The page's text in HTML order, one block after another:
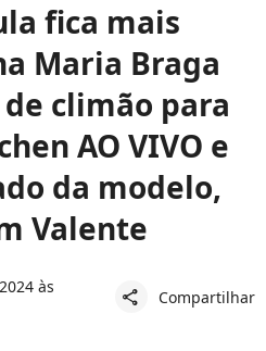
fica mais
Maria Braga
climão para
AO VIVO e
da modelo,
Valente
às
share Compartilhar